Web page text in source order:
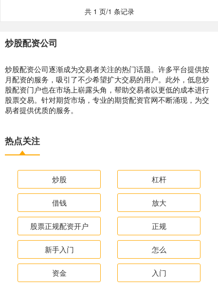
共 1 页/1 条记录
炒股配资公司
炒股配资公司逐渐成为交易者关注的热门话题。许多平台提供按
月配资的服务，吸引了不少希望扩大交易的用户。此外，低息炒
股配资门户也在市场上崭露头角，帮助交易者以更低的成本进行
股票交易。针对期货市场，专业的期货配资官网不断涌现，为交
易者提供优质的服务。
热点关注
炒股 杠杆
借钱 放大
股票正规配资开户 正规
新手入门 怎么
资金 入门